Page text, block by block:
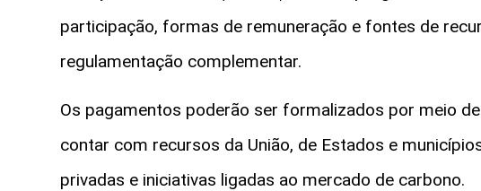
participação, formas de remuneração e fontes de
regulamentação complementar.
Os pagamentos poderão ser formalizados por meio
contar com recursos da União, de Estados e
privadas e iniciativas ligadas ao mercado de carbono.